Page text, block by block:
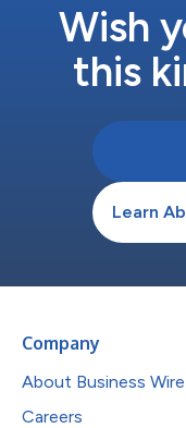
Wish
this
Learn
Company
About Business Wire
Careers